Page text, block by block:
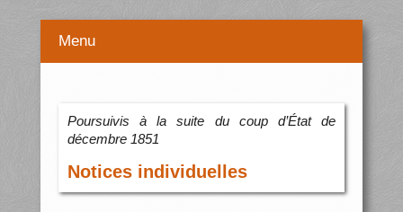
Menu
Poursuivis à la suite du coup d’État de
décembre 1851
Notices individuelles